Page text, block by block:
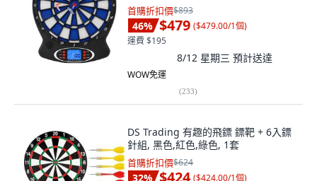
首購折扣價$893
46% $479 ($479.00/1個)
運費 $195
8/12 星期三 預計送達
WOW免運
(233)
DS Trading 有趣的飛鏢 鏢靶 + 6入鏢
針組, 黑色,紅色,綠色, 1套
首購折扣價$624
32% $424 ($424.00/1個)